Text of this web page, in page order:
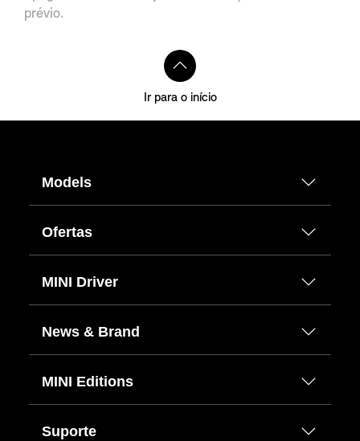
prévio.
Ir para o início
Models
Ofertas
MINI Driver
News & Brand
MINI Editions
Suporte